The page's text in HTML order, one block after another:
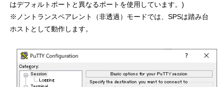
はデフォルトポートと異なるポートを使用しています。)
※ノントランスペアレント（非透過）モードでは、SPSは踏み台
ホストとして動作します。